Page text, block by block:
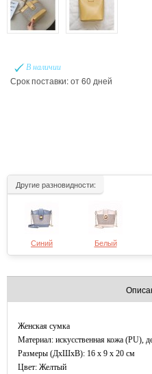
В наличии
Срок поставки: от 60 дней
Другие разновидности:
Синий Белый
Женская сумка
Материал: искусственная кожа (PU),
Размеры (ДxШхВ): 16 x 9 x 20 см
Цвет: Желтый